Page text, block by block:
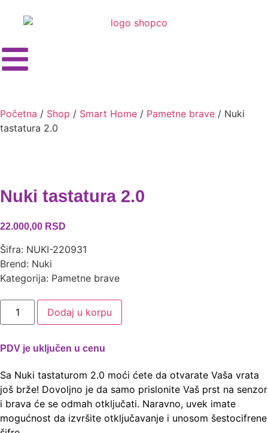
Početna / Shop / Smart Home / Pametne brave / Nuki
tastatura 2.0
Nuki tastatura 2.0
22.000,00 RSD
Šifra: NUKI-220931
Brend: Nuki
Kategorija: Pametne brave
Dodaj u korpu
PDV je uključen u cenu
Sa Nuki tastaturom 2.0 moći ćete da otvarate Vaša vrata
još brže! Dovoljno je da samo prislonite Vaš prst na senzor
i brava će se odmah otključati. Naravno, uvek imate
mogućnost da izvršite otključavanje i unosom šestocifrene